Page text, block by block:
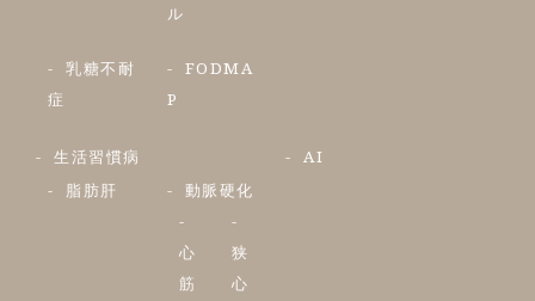
ル
乳糖不耐
症
FODMA
P
生活習慣病
脂肪肝
動脈硬化
心
筋
狭
心
AI